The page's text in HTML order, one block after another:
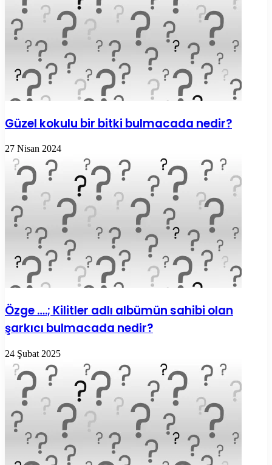
Güzel kokulu bir bitki bulmacada nedir?
27 Nisan 2024
Özge ….; Kilitler adlı albümün sahibi olan
şarkıcı bulmacada nedir?
24 Şubat 2025